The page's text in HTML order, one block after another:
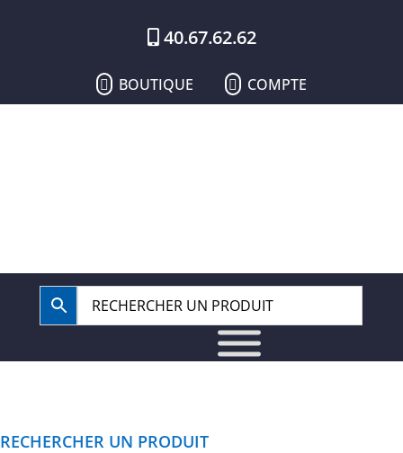
40.67.62.62
 BOUTIQUE  COMPTE
RECHERCHER UN PRODUIT